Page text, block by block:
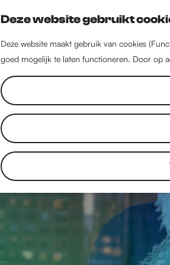
Deze website gebruikt
Deze website maakt gebruik van cookies
goed mogelijk te laten functioneren. Door op